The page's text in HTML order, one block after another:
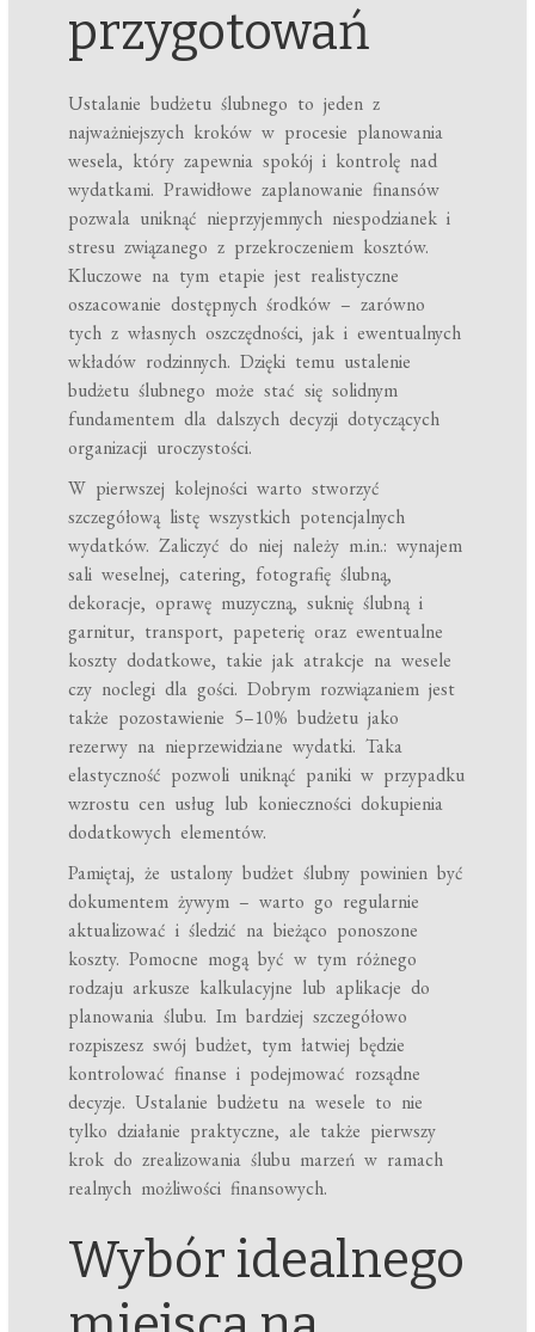
przygotowań
Ustalanie budżetu ślubnego to jeden z
najważniejszych kroków w procesie planowania
wesela, który zapewnia spokój i kontrolę nad
wydatkami. Prawidłowe zaplanowanie finansów
pozwala uniknąć nieprzyjemnych niespodzianek i
stresu związanego z przekroczeniem kosztów.
Kluczowe na tym etapie jest realistyczne
oszacowanie dostępnych środków – zarówno
tych z własnych oszczędności, jak i ewentualnych
wkładów rodzinnych. Dzięki temu ustalenie
budżetu ślubnego może stać się solidnym
fundamentem dla dalszych decyzji dotyczących
organizacji uroczystości.
W pierwszej kolejności warto stworzyć
szczegółową listę wszystkich potencjalnych
wydatków. Zaliczyć do niej należy m.in.: wynajem
sali weselnej, catering, fotografię ślubną,
dekoracje, oprawę muzyczną, suknię ślubną i
garnitur, transport, papeterię oraz ewentualne
koszty dodatkowe, takie jak atrakcje na wesele
czy noclegi dla gości. Dobrym rozwiązaniem jest
także pozostawienie 5–10% budżetu jako
rezerwy na nieprzewidziane wydatki. Taka
elastyczność pozwoli uniknąć paniki w przypadku
wzrostu cen usług lub konieczności dokupienia
dodatkowych elementów.
Pamiętaj, że ustalony budżet ślubny powinien być
dokumentem żywym – warto go regularnie
aktualizować i śledzić na bieżąco ponoszone
koszty. Pomocne mogą być w tym różnego
rodzaju arkusze kalkulacyjne lub aplikacje do
planowania ślubu. Im bardziej szczegółowo
rozpiszesz swój budżet, tym łatwiej będzie
kontrolować finanse i podejmować rozsądne
decyzje. Ustalanie budżetu na wesele to nie
tylko działanie praktyczne, ale także pierwszy
krok do zrealizowania ślubu marzeń w ramach
realnych możliwości finansowych.
Wybór idealnego